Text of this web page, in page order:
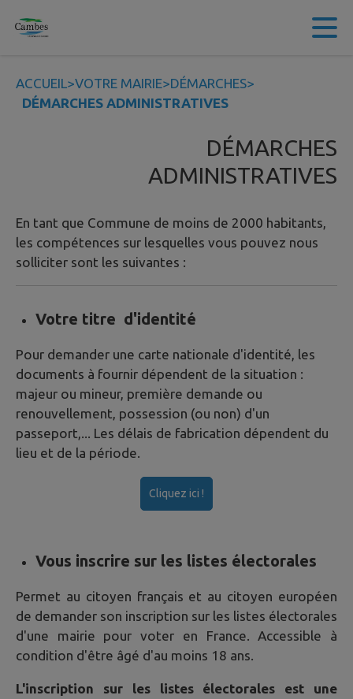
Contenu
ACCUEIL>VOTRE MAIRIE>DÉMARCHES>
DÉMARCHES ADMINISTRATIVES
DÉMARCHES
ADMINISTRATIVES
En tant que Commune de moins de 2000 habitants,
les compétences sur lesquelles vous pouvez nous
solliciter sont les suivantes :
Votre titre d'identité
Pour demander une carte nationale d'identité, les
documents à fournir dépendent de la situation :
majeur ou mineur, première demande ou
renouvellement, possession (ou non) d'un
passeport,... Les délais de fabrication dépendent du
lieu et de la période.
Cliquez ici !
Vous inscrire sur les listes électorales
Permet au citoyen français et au citoyen européen
de demander son inscription sur les listes électorales
d'une mairie pour voter en France. Accessible à
condition d'être âgé d'au moins 18 ans.
L'inscription sur les listes électorales est une